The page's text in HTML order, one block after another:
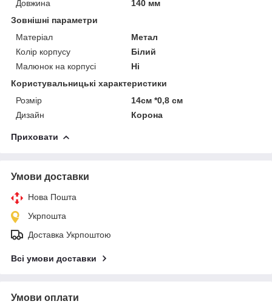
Довжина
140 мм
Зовнішні параметри
Матеріал
Метал
Колір корпусу
Білий
Малюнок на корпусі
Ні
Користувальницькі характеристики
Розмір
14см *0,8 см
Дизайн
Корона
Приховати
Умови доставки
Нова Пошта
Укрпошта
Доставка Укрпоштою
Всі умови доставки
Умови оплати